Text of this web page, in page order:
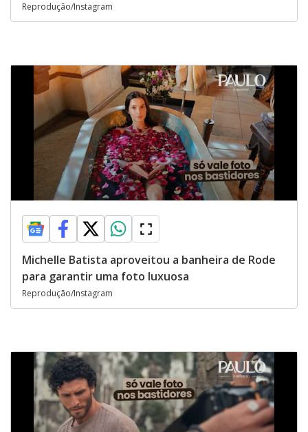
Reprodução/Instagram
Michelle Batista aproveitou a banheira de Rode
para garantir uma foto luxuosa
Reprodução/Instagram